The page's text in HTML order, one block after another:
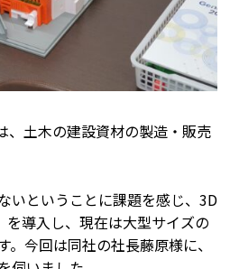
、土木の建設資材の製造・販売
いということに課題を感じ、3D
を導入し、現在は大型サイズの
今回は同社の社長藤原様に、